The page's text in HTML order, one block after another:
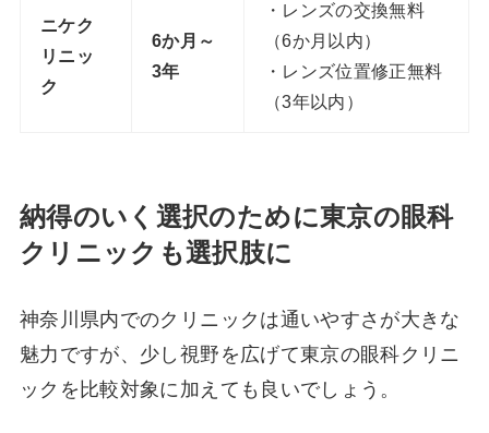
ニケク
リニッ
ク
6か月～
3年
・レンズの交換無料
（6か月以内）
・レンズ位置修正無料
（3年以内）
納得のいく選択のために東京の眼科
クリニックも選択肢に
神奈川県内でのクリニックは通いやすさが大きな
魅力ですが、少し視野を広げて東京の眼科クリニ
ックを比較対象に加えても良いでしょう。